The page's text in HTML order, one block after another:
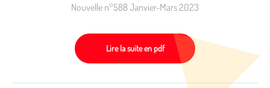
Nouvelle n°588 Janvier-Mars 2023
Lire la suite en pdf